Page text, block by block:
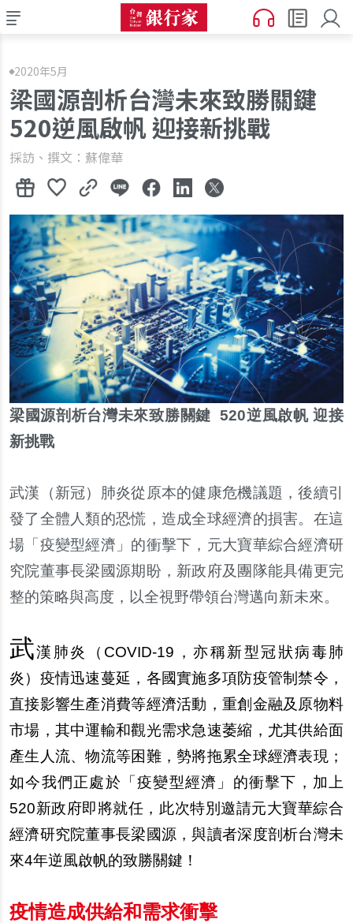
2020年5月
梁國源剖析台灣未來致勝關鍵
520逆風啟帆 迎接新挑戰
採訪、撰文：蘇偉華
梁國源剖析台灣未來致勝關鍵520逆風啟帆 迎接
新挑戰
武漢（新冠）肺炎從原本的健康危機議題，後續引
發了全體人類的恐慌，造成全球經濟的損害。在這
場「疫變型經濟」的衝擊下，元大寶華綜合經濟研
究院董事長梁國源期盼，新政府及團隊能具備更完
整的策略與高度，以全視野帶領台灣邁向新未來。
武漢肺炎（COVID-19，亦稱新型冠狀病毒肺
炎）疫情迅速蔓延，各國實施多項防疫管制禁令，
直接影響生產消費等經濟活動，重創金融及原物料
市場，其中運輸和觀光需求急速萎縮，尤其供給面
產生人流、物流等困難，勢將拖累全球經濟表現；
如今我們正處於「疫變型經濟」的衝擊下，加上
520新政府即將就任，此次特別邀請元大寶華綜合
經濟研究院董事長梁國源，與讀者深度剖析台灣未
來4年逆風啟帆的致勝關鍵！
疫情造成供給和需求衝擊